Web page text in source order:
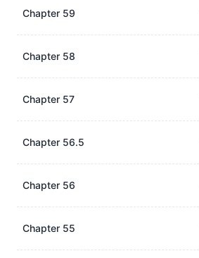
Chapter 59
Chapter 58
Chapter 57
Chapter 56.5
Chapter 56
Chapter 55